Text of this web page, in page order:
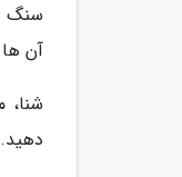
آن ها
شنا،
دهید.